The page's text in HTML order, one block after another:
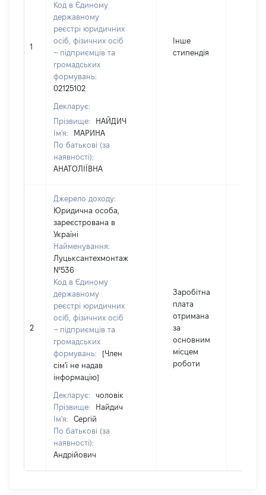
1
Код в Єдиному
державному
реєстрі юридичних
осіб, фізичних осіб
– підприємців та
громадських
формувань:
02125102
Декларує:
Прізвище:
НАЙДИЧ
Ім'я:
МАРИНА
По батькові (за
наявності):
АНАТОЛІЇВНА
Інше
стипендія
2
Джерело доходу:
Юридична особа,
зареєстрована в
Україні
Найменування:
Луцьксантехмонтаж
№536
Код в Єдиному
державному
реєстрі юридичних
осіб, фізичних осіб
– підприємців та
громадських
формувань:
[Член
сім'ї не надав
інформацію]
Декларує:
чоловік
Прізвище:
Найдич
Ім'я:
Сергій
По батькові (за
наявності):
Андрійович
Заробітна
плата
отримана
за
основним
місцем
роботи